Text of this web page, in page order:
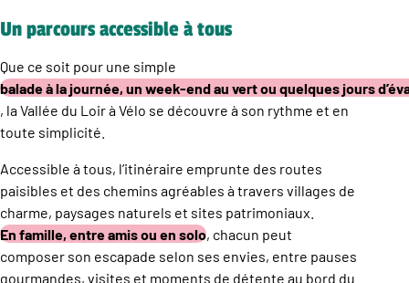
Un parcours accessible à tous
Que ce soit pour une simple
balade à la journée, un week-end au vert ou quelques jours
, la Vallée du Loir à Vélo se découvre à son rythme et en
toute simplicité.
Accessible à tous, l’itinéraire emprunte des routes
paisibles et des chemins agréables à travers villages de
charme, paysages naturels et sites patrimoniaux.
En famille, entre amis ou en solo, chacun peut
composer son escapade selon ses envies, entre pauses
gourmandes, visites et moments de détente au bord du